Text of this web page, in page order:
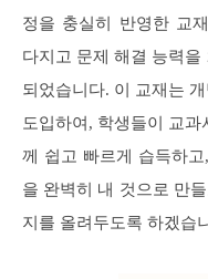
정을 충실히 반영한 교
다지고 문제 해결 능력을
되었습니다. 이 교재는
도입하여, 학생들이 교
께 쉽고 빠르게 습득하
을 완벽히 내 것으로 만
지를 올려두도록 하겠습